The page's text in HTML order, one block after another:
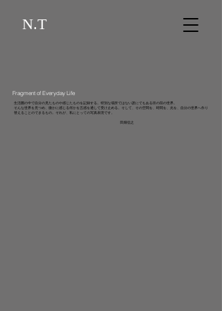
N.T
Fragment of Everyday Life
​生活圏の中で自分の見たものや感じたものを記録する。特別な場所ではない誰にでもある目の前の世界。
​そんな世界を見つめ、微かに感じる何かを五感を通して受け止める。そして、その空間を、時間を、光を、自分の世界へ作り
替えることのできるもの。それが、私にとっての写真表現です。
田畑信之